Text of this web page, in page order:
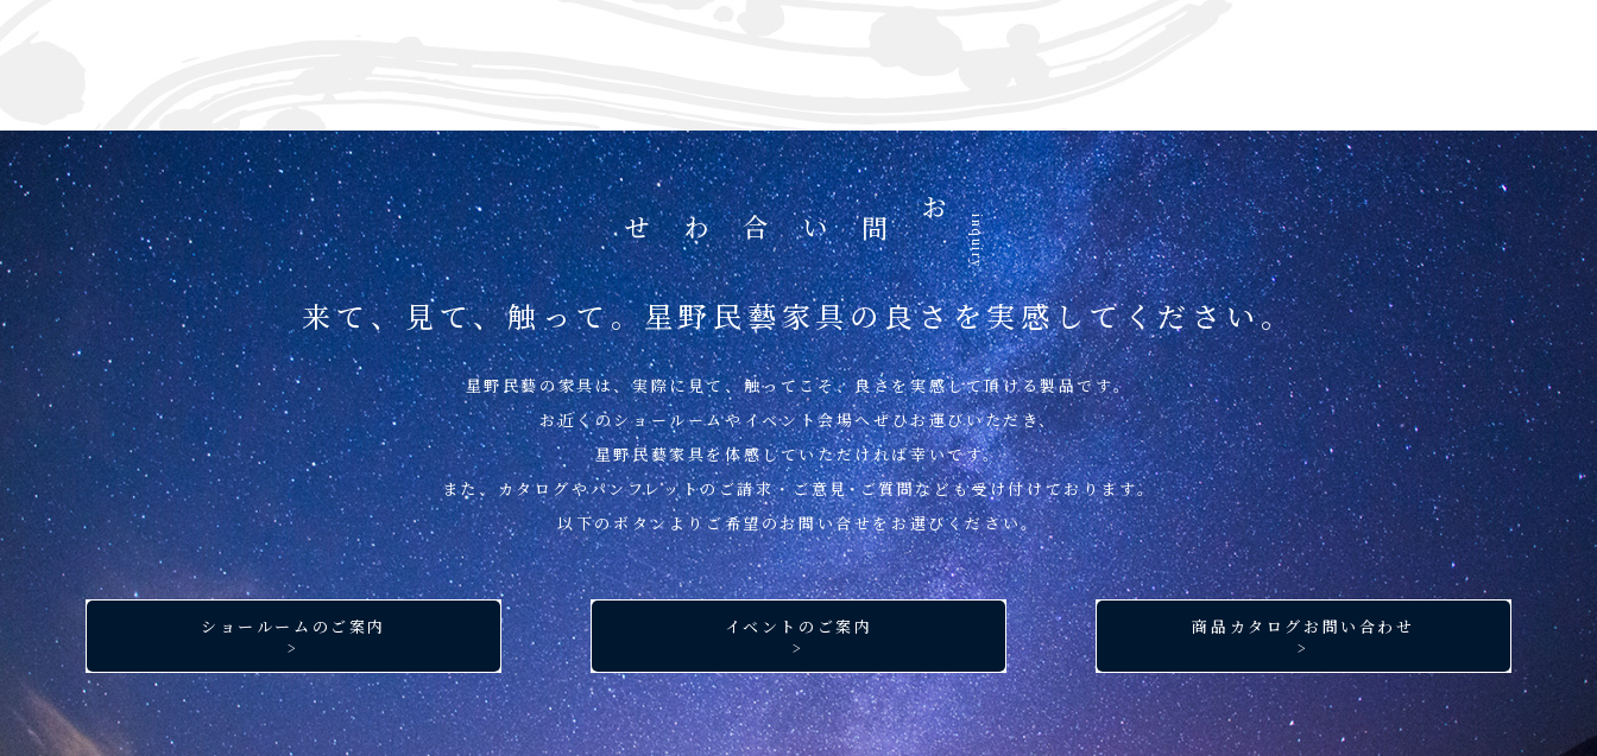
お問い合わせ inquiry
来て、見て、触って。星野民藝家具の良さを実感してください。
星野民藝の家具は、実際に見て、触ってこそ、良さを実感して頂ける製品です。
お近くのショールームや イベント会場へぜひお運びいただき、
星野民藝家具を体感していただければ幸いです。
また、カタログやパンフレットのご請求・ご意見･ご質問なども受け付けております。
以下のボタンよりご希望のお問い合せをお選びください。
ショールームのご案内
>
イベントのご案内
>
商品カタログお問い合わせ
>